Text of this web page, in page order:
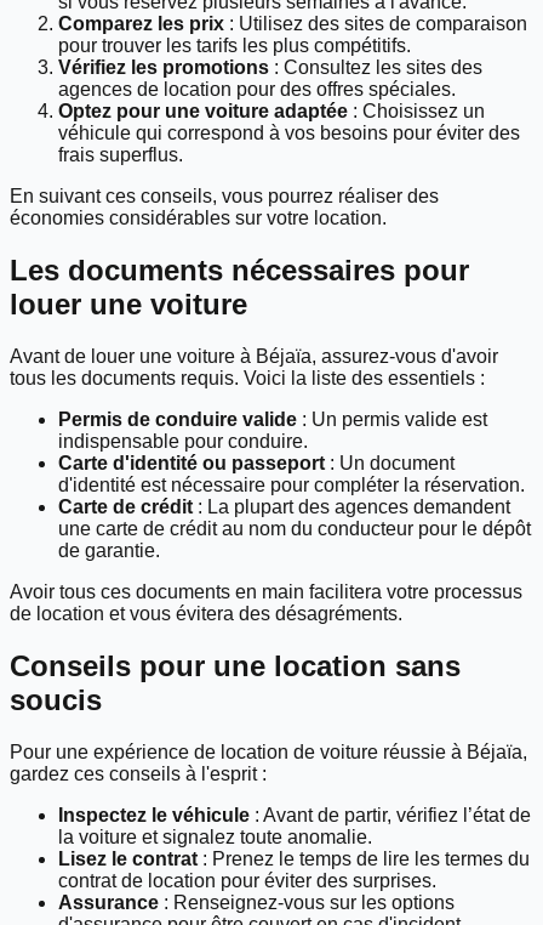
Comparez les prix : Utilisez des sites de comparaison
pour trouver les tarifs les plus compétitifs.
Vérifiez les promotions : Consultez les sites des
agences de location pour des offres spéciales.
Optez pour une voiture adaptée : Choisissez un
véhicule qui correspond à vos besoins pour éviter des
frais superflus.
En suivant ces conseils, vous pourrez réaliser des
économies considérables sur votre location.
Les documents nécessaires pour
louer une voiture
Avant de louer une voiture à Béjaïa, assurez-vous d'avoir
tous les documents requis. Voici la liste des essentiels :
Permis de conduire valide : Un permis valide est
indispensable pour conduire.
Carte d'identité ou passeport : Un document
d'identité est nécessaire pour compléter la réservation.
Carte de crédit : La plupart des agences demandent
une carte de crédit au nom du conducteur pour le dépôt
de garantie.
Avoir tous ces documents en main facilitera votre processus
de location et vous évitera des désagréments.
Conseils pour une location sans
soucis
Pour une expérience de location de voiture réussie à Béjaïa,
gardez ces conseils à l'esprit :
Inspectez le véhicule : Avant de partir, vérifiez l’état de
la voiture et signalez toute anomalie.
Lisez le contrat : Prenez le temps de lire les termes du
contrat de location pour éviter des surprises.
Assurance : Renseignez-vous sur les options